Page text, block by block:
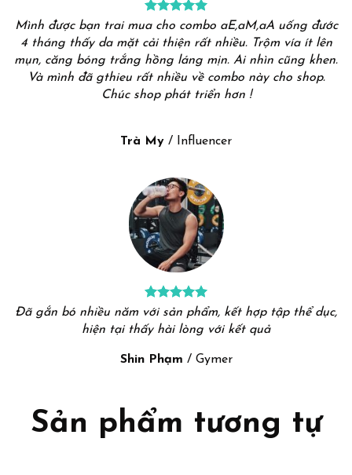
Mình được bạn trai mua cho combo aE,aM,aA uống đước
4 tháng thấy da mặt cải thiện rất nhiều. Trộm vía ít lên
mụn, căng bóng trắng hồng láng mịn. Ai nhìn cũng khen.
Và mình đã gthieu rất nhiều về combo này cho shop.
Chúc shop phát triển hơn !
Trà My / Influencer
Đã gắn bó nhiều năm với sản phẩm, kết hợp tập thể dục,
hiện tại thấy hài lòng với kết quả
Shin Phạm / Gymer
Sản phẩm tương tự